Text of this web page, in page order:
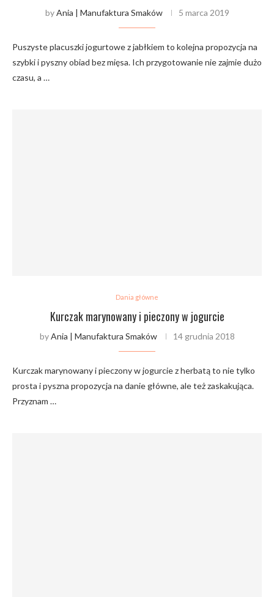
byAnia | Manufaktura Smaków 5 marca 2019
Puszyste placuszki jogurtowe z jabłkiem to kolejna propozycja na
szybki i pyszny obiad bez mięsa. Ich przygotowanie nie zajmie dużo
czasu, a …
Dania główne
Kurczak marynowany i pieczony w jogurcie
byAnia | Manufaktura Smaków 14 grudnia 2018
Kurczak marynowany i pieczony w jogurcie z herbatą to nie tylko
prosta i pyszna propozycja na danie główne, ale też zaskakująca.
Przyznam …